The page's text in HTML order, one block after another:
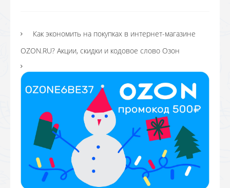
Как экономить на покупках в интернет-магазине
OZON.RU? Акции, скидки и кодовое слово Озон